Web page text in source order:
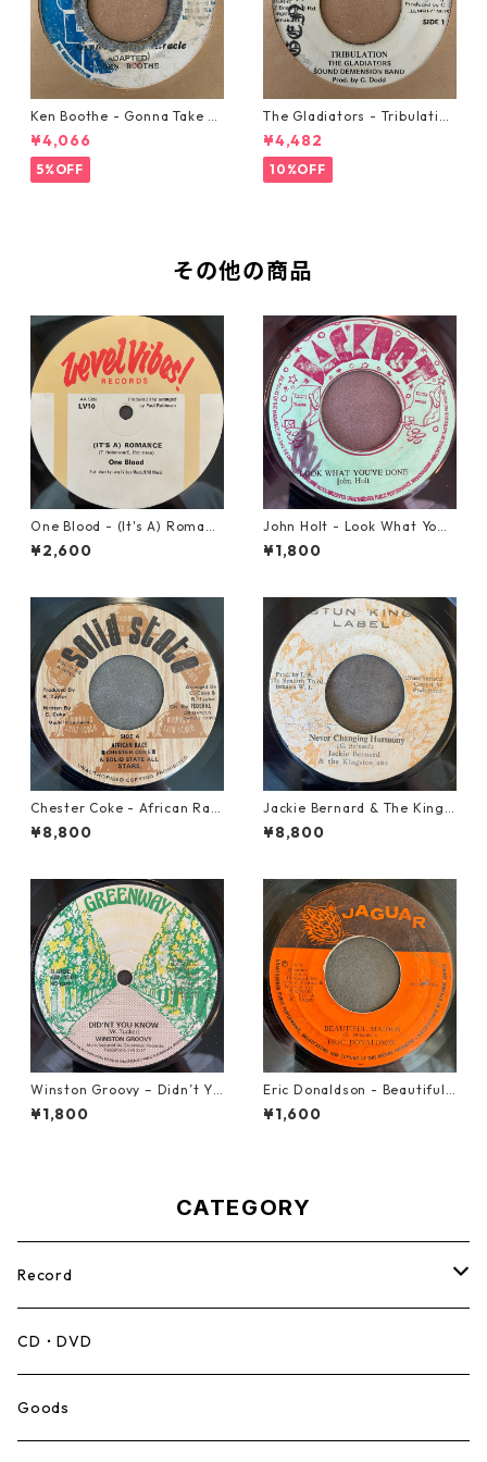
Ken Boothe - Gonna Take A
Miracle【7-21362】
¥4,066
5%OFF
The Gladiators - Tribulation
【7-21365】
¥4,482
10%OFF
その他の商品
One Blood - (It's A) Romanc
e【12-50054】
¥2,600
John Holt - Look What Yo
u've Done【7-21817】
¥1,800
Chester Coke - African Rac
e【7-21819】
¥8,800
Jackie Bernard & The Kings
tonians - Never Changing H
armony【7-21948】
¥8,800
Winston Groovy – Didn’t Yo
u Know【7-21811】
¥1,800
Eric Donaldson - Beautiful
Maiden【7-21788】
¥1,600
CATEGORY
Record
Mento,Calypso,Ballad
Ska
CD・DVD
Goods